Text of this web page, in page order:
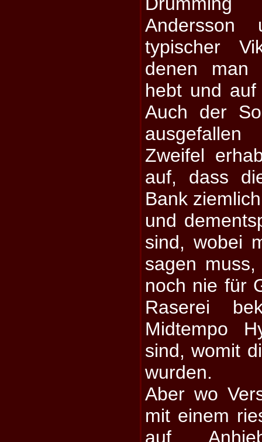
typischer
denen man
hebt und
Auch der
Zweifel
auf, dass
Bank
und
sind, wobei
sagen
noch nie für
Raserei
Midtempo
sind, womit
wurden.
Aber wo
mit einem
auf